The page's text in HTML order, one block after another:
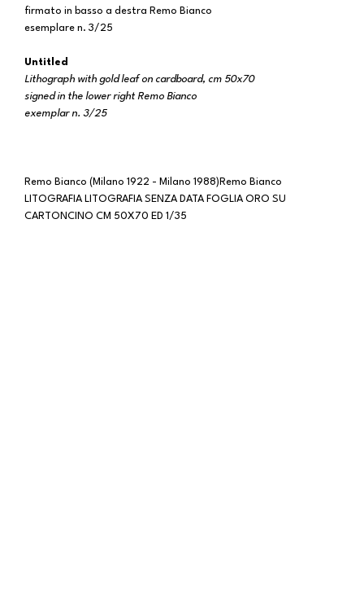
firmato in basso a destra Remo Bianco
esemplare n. 3/25
Untitled
Lithograph with gold leaf on cardboard, cm 50x70
signed in the lower right Remo Bianco
exemplar n. 3/25
Remo Bianco (Milano 1922 - Milano 1988)Remo Bianco
LITOGRAFIA LITOGRAFIA SENZA DATA FOGLIA ORO SU
CARTONCINO CM 50X70 ED 1/35